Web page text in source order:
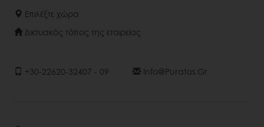
Επιλέξτε χώρα
Δικτυακός τόπος της εταιρείας
+30-22620-32407 - 09 Info@puratos.gr